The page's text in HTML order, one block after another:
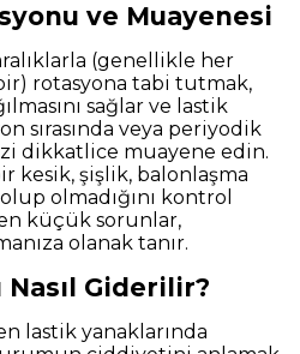
ve Muayenesi
(genellikle her
rotasyona tabi tutmak,
sağlar ve lastik
sırasında veya periyodik
dikkatlice muayene edin.
kesik, şişlik, balonlaşma
olmadığını kontrol
küçük sorunlar,
olanak tanır.
Giderilir?
lastik yanaklarında